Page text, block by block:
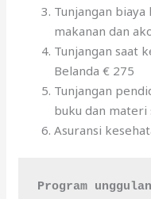
Tunjangan
makanan dan
Tunjangan saat
Belanda € 275
Tunjangan
buku dan materi
Asuransi
Program